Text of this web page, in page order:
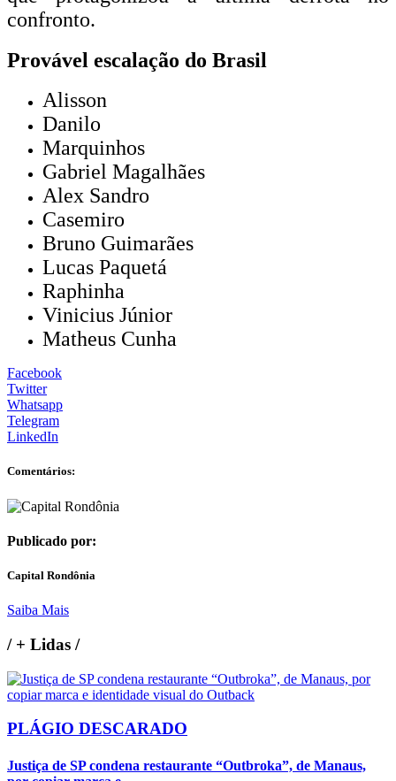
confronto.
Provável escalação do Brasil
Alisson
Danilo
Marquinhos
Gabriel Magalhães
Alex Sandro
Casemiro
Bruno Guimarães
Lucas Paquetá
Raphinha
Vinicius Júnior
Matheus Cunha
Facebook
Twitter
Whatsapp
Telegram
LinkedIn
Comentários:
Publicado por:
Capital Rondônia
Saiba Mais
/+ Lidas /
PLÁGIO DESCARADO
Justiça de SP condena restaurante “Outbroka”, de Manaus,